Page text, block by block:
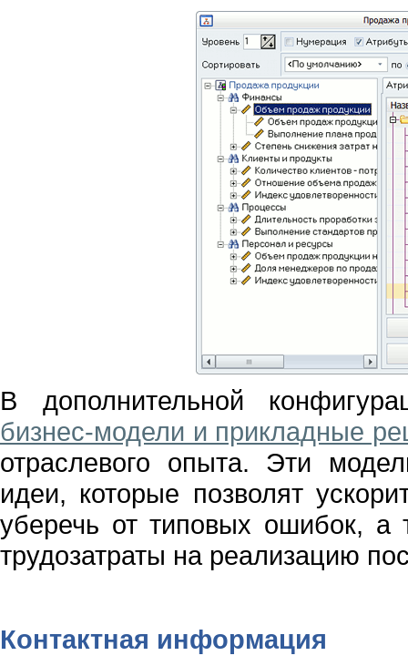
В дополнительной
бизнес-модели и прикладные
отраслевого опыта. Эти
идеи, которые позволят
уберечь от типовых ошибок, а
трудозатраты на реализацию
Контактная информация